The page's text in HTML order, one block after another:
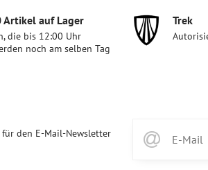
Artikel auf Lager
die bis 12:00 Uhr
noch am selben Tag
Trek
den E-Mail-Newsletter